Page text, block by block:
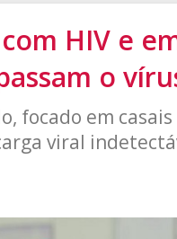
com HIV e
o
focado em
viral